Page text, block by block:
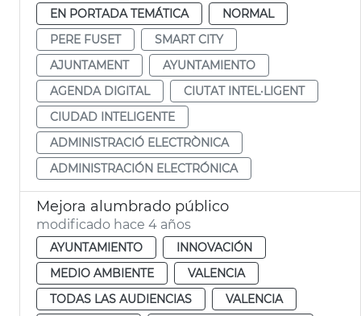
EN PORTADA TEMÁTICA
NORMAL
PERE FUSET
SMART CITY
AJUNTAMENT
AYUNTAMIENTO
AGENDA DIGITAL
CIUTAT INTEL·LIGENT
CIUDAD INTELIGENTE
ADMINISTRACIÓ ELECTRÒNICA
ADMINISTRACIÓN ELECTRÓNICA
Mejora alumbrado público
modificado hace 4 años
AYUNTAMIENTO
INNOVACIÓN
MEDIO AMBIENTE
VALENCIA
TODAS LAS AUDIENCIAS
VALENCIA